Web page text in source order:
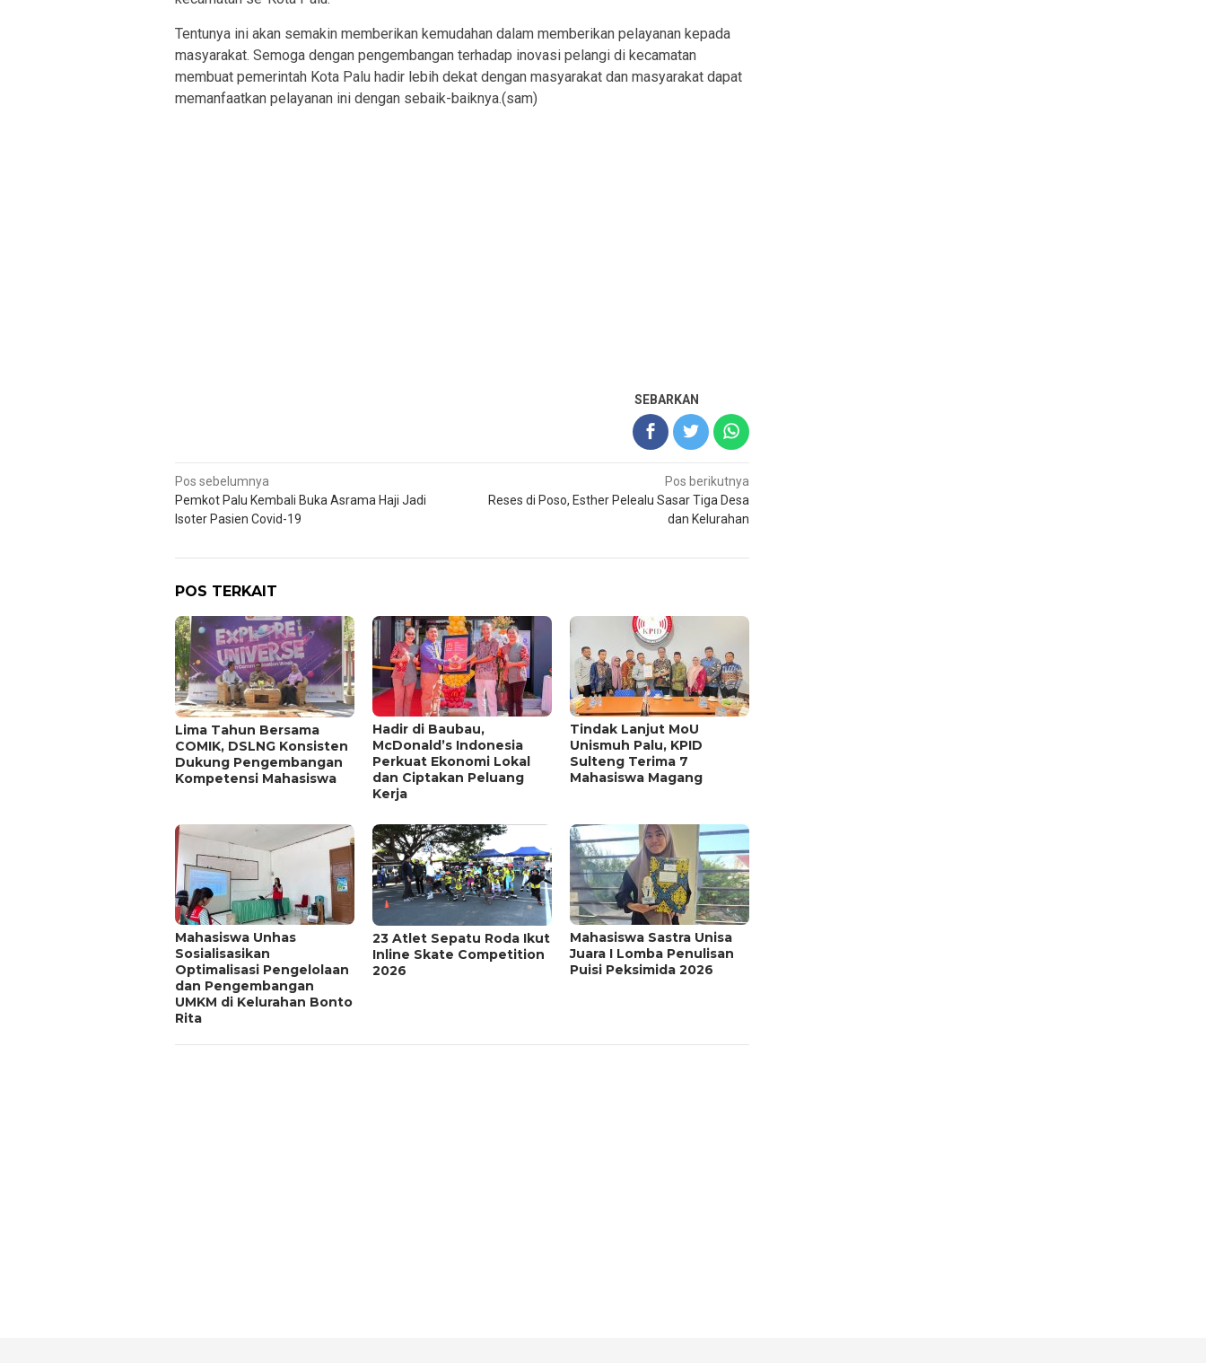
Tentunya ini akan semakin memberikan kemudahan dalam memberikan pelayanan kepada
masyarakat. Semoga dengan pengembangan terhadap inovasi pelangi di kecamatan
membuat pemerintah Kota Palu hadir lebih dekat dengan masyarakat dan masyarakat dapat
memanfaatkan pelayanan ini dengan sebaik-baiknya.(sam)
SEBARKAN
Navigasi
pos
Pos sebelumnya
Pemkot Palu Kembali Buka Asrama Haji Jadi
Isoter Pasien Covid-19
Pos berikutnya
Reses di Poso, Esther Pelealu Sasar Tiga Desa
dan Kelurahan
POS TERKAIT
Lima Tahun Bersama
COMIK, DSLNG Konsisten
Dukung Pengembangan
Kompetensi Mahasiswa
Hadir di Baubau,
McDonald’s Indonesia
Perkuat Ekonomi Lokal
dan Ciptakan Peluang
Kerja
Tindak Lanjut MoU
Unismuh Palu, KPID
Sulteng Terima 7
Mahasiswa Magang
Mahasiswa Unhas
Sosialisasikan
Optimalisasi Pengelolaan
dan Pengembangan
UMKM di Kelurahan Bonto
Rita
23 Atlet Sepatu Roda Ikut
Inline Skate Competition
2026
Mahasiswa Sastra Unisa
Juara I Lomba Penulisan
Puisi Peksimida 2026